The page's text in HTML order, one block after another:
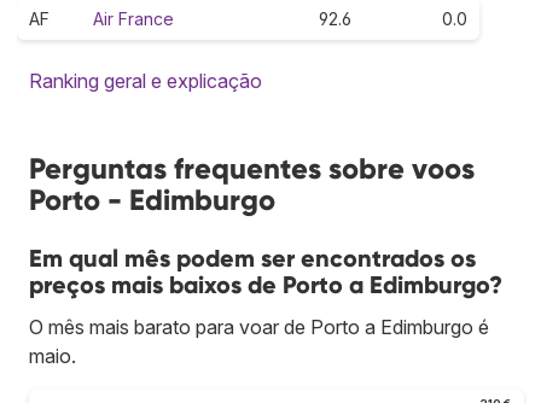
AF Air France 92.6 0.0
Ranking geral e explicação
Perguntas frequentes sobre voos
Porto - Edimburgo
Em qual mês podem ser encontrados os
preços mais baixos de Porto a Edimburgo?
O mês mais barato para voar de Porto a Edimburgo é
maio.